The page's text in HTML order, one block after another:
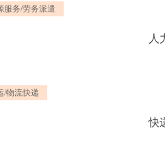
服务/劳务派遣
人
/物流快递
快